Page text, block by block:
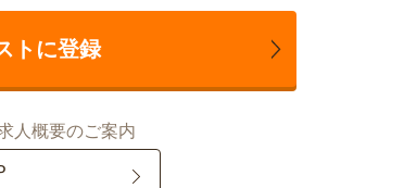
トに登録
人概要のご案内